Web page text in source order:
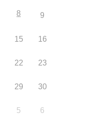
8 9
15 16
22 23
29 30
5 6